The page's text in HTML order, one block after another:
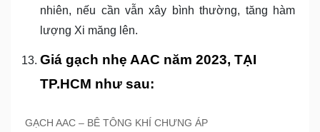
nhiên, nếu cần vẫn xây bình thường, tăng hàm
lượng Xi măng lên.
Giá gạch nhẹ AAC năm 2023, TẠI
TP.HCM như sau:
GẠCH AAC – BÊ TÔNG KHÍ CHƯNG ÁP